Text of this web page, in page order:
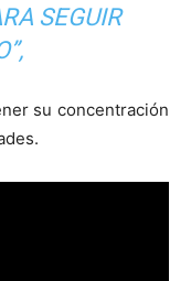
SEGUIR
su concentración